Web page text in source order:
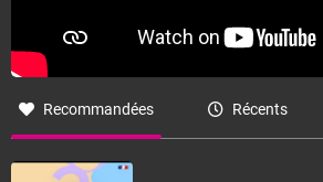
Recommandées Récents